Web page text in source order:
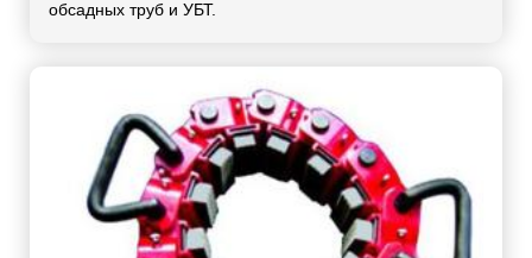
обсадных труб и УБТ.